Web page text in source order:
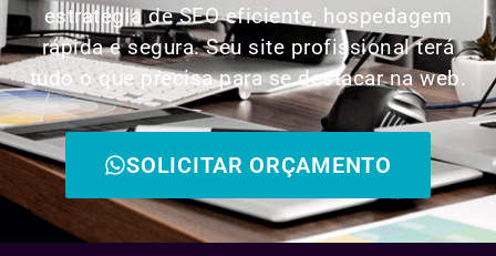
estratégia de SEO eficiente, hospedagem
rápida e segura. Seu site profissional terá
tudo o que precisa para se destacar na web.
SOLICITAR ORÇAMENTO